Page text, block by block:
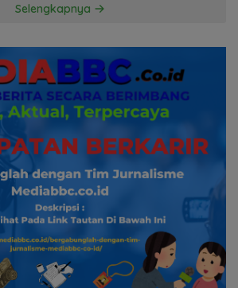
Selengkapnya